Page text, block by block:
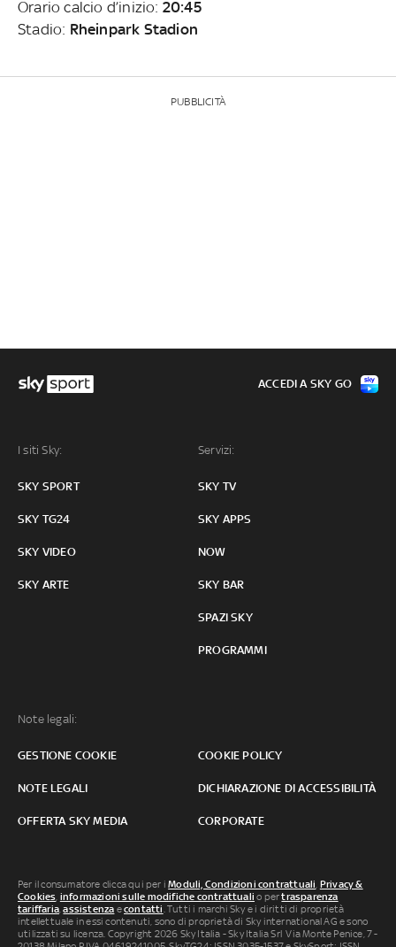
Orario calcio d’inizio: 20:45
Stadio: Rheinpark Stadion
PUBBLICITÀ
I siti Sky:
SKY SPORT
SKY TG24
SKY VIDEO
SKY ARTE
Servizi:
SKY TV
SKY APPS
NOW
SKY BAR
SPAZI SKY
PROGRAMMI
Note legali:
GESTIONE COOKIE COOKIE POLICY
NOTE LEGALI DICHIARAZIONE DI ACCESSIBILITÀ
OFFERTA SKY MEDIA CORPORATE
ACCEDI A SKY GO
Per il consumatore clicca qui per iModuli, Condizioni contrattuali Privacy &
Cookies informazioni sulle modifiche contrattuali o pertrasparenza
tariffaria ,assistenza econtatti . Tutti i marchi Sky e i diritti di proprietà
intellettuale in essi contenuti, sono di proprietà di Sky international AG e sono
utilizzati su licenza. Copyright 2026 Sky Italia - Sky Italia Srl Via Monte Penice, 7 -